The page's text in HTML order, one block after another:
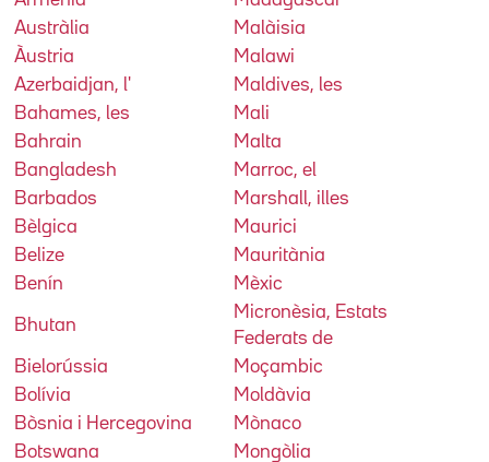
Austràlia
Malàisia
Àustria
Malawi
Azerbaidjan, l'
Maldives, les
Bahames, les
Mali
Bahrain
Malta
Bangladesh
Marroc, el
Barbados
Marshall, illes
Bèlgica
Maurici
Belize
Mauritània
Benín
Mèxic
Bhutan
Micronèsia, Estats
Federats de
Bielorússia
Moçambic
Bolívia
Moldàvia
Bòsnia i Hercegovina
Mònaco
Botswana
Mongòlia